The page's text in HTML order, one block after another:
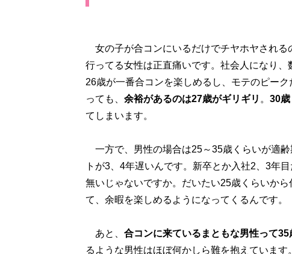
女の子が合コンにいるだけでチヤホヤされる
行ってる女性は正直痛いです。社会人になり、
26歳が一番合コンを楽しめるし、モテのピー
っても、 余裕があるのは27歳がギリギリ 。 30歳
てしまいます。
一方で、男性の場合は25～35歳くらいが適
トが3、4年遅いんです。新卒とか入社2、3年
無いじゃないですか。だいたい25歳くらいか
て、余暇を楽しめるようになってくるんです。
あと、 合コンに来ているまともな男性って35
るような男性はほぼ何かしら難を抱えていま